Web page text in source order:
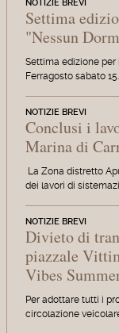
NOTIZIE BREVI
Settima
"Nessun
Settima edizione per
Ferragosto sabato
NOTIZIE BREVI
Conclusi i
Marina di
La Zona distretto
dei lavori di
NOTIZIE BREVI
Divieto di
piazzale
Vibes
Per adottare tutti i
circolazione